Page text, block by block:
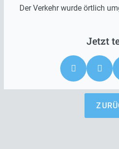
Der Verkehr wurde örtlich